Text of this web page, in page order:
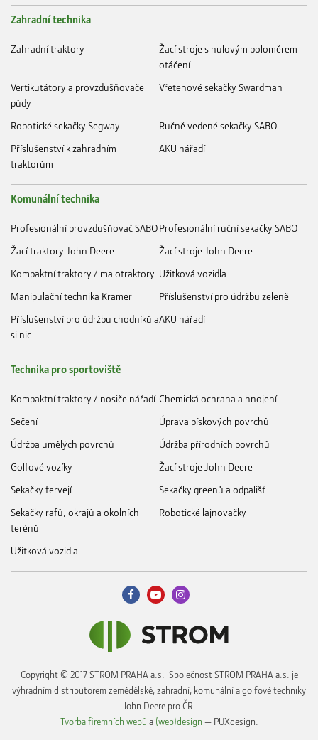
Zahradní technika
Zahradní traktory
Žací stroje s nulovým poloměrem
otáčení
Vertikutátory a provzdušňovače
půdy
Vřetenové sekačky Swardman
Robotické sekačky Segway
Ručně vedené sekačky SABO
Příslušenství k zahradním
traktorům
AKU nářadí
Komunální technika
Profesionální provzdušňovač SABOProfesionální ruční sekačky SABO
Žací traktory John Deere
Žací stroje John Deere
Kompaktní traktory / malotraktory Užitková vozidla
Manipulační technika Kramer
Příslušenství pro údržbu zeleně
Příslušenství pro údržbu chodníků a
silnic
AKU nářadí
Technika pro sportoviště
Kompaktní traktory / nosiče nářadí Chemická ochrana a hnojení
Sečení
Úprava pískových povrchů
Údržba umělých povrchů
Údržba přírodních povrchů
Golfové vozíky
Žací stroje John Deere
Sekačky fervejí
Sekačky greenů a odpališť
Sekačky rafů, okrajů a okolních
terénů
Robotické lajnovačky
Užitková vozidla
Copyright © 2017 STROM PRAHA a.s. Společnost STROM PRAHA a.s. je
výhradním distributorem zemědělské, zahradní, komunální a golfové techniky
John Deere pro ČR.
Tvorba firemních webů a (web)design — PUXdesign.